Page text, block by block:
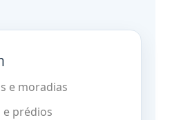
e moradias
prédios